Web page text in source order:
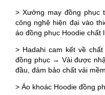
> Xưởng may đồng phục
công nghệ hiện đại vào
áo đồng phục Hoodie chất
> Hadahi cam kết về
đồng phục → Vải được
đầu, đảm bảo chất vải
> Áo khoác Hoodie đồng